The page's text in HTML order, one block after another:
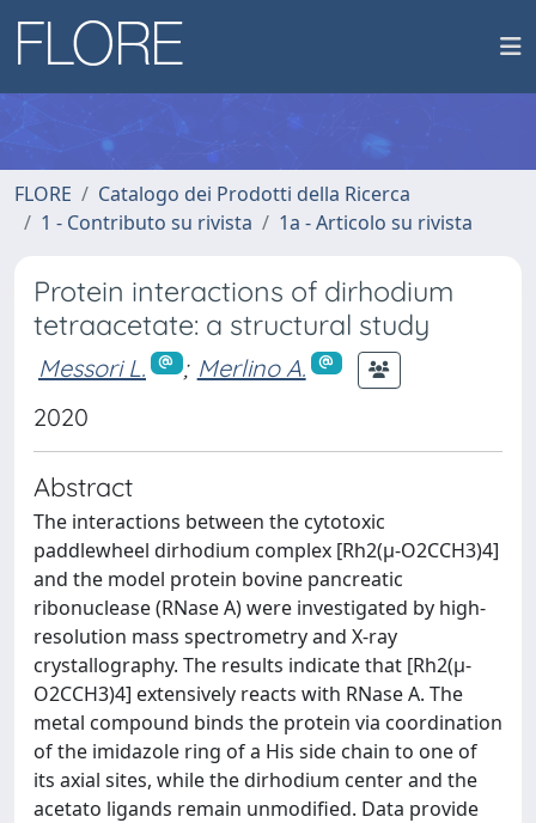
FLORE
Catalogo dei Prodotti della Ricerca
1 - Contributo su rivista
1a - Articolo su rivista
Protein interactions of dirhodium
tetraacetate: a structural study
Messori L. ; Merlino A.
2020
Abstract
The interactions between the cytotoxic
paddlewheel dirhodium complex [Rh2(μ-O2CCH3)4]
and the model protein bovine pancreatic
ribonuclease (RNase A) were investigated by high-
resolution mass spectrometry and X-ray
crystallography. The results indicate that [Rh2(μ-
O2CCH3)4] extensively reacts with RNase A. The
metal compound binds the protein via coordination
of the imidazole ring of a His side chain to one of
its axial sites, while the dirhodium center and the
acetato ligands remain unmodified. Data provide